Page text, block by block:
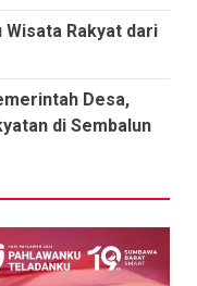
Wisata Rakyat dari
Desa,
di Sembalun